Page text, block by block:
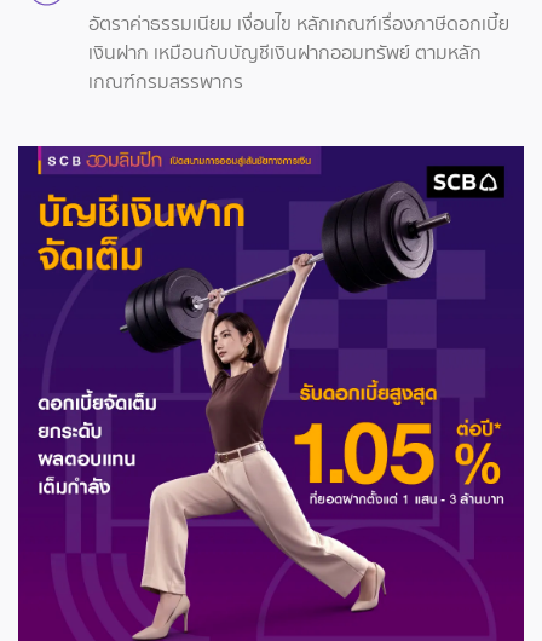
อัตราค่าธรรมเนียม เงื่อนไข หลักเกณฑ์เรื่องภาษีดอกเบี้ย
เงินฝาก เหมือนกับบัญชีเงินฝากออมทรัพย์ ตามหลัก
เกณฑ์กรมสรรพากร